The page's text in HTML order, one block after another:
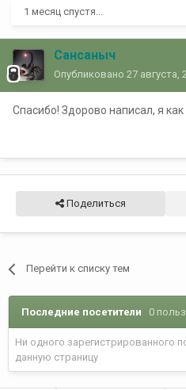
1 месяц спустя...
Сансаныч
Опубликовано 27 августа,
Спасибо! Здорово написал, я
Поделиться
Перейти к списку тем
Последние посетители 0
Ни одного зарегистрированного
данную страницу